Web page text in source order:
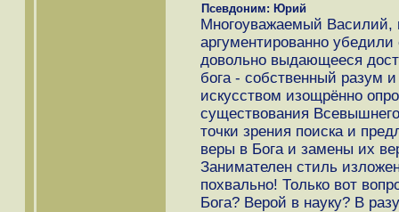
Псевдоним: Юрий
Многоуважаемый Василий,
аргументированно
довольно выдающееся
бога - собственный разум
искусством изощрённо
существования
точки зрения поиска и
веры в Бога и замены их
Занимателен стиль
похвально! Только вот
Бога? Верой в науку? В